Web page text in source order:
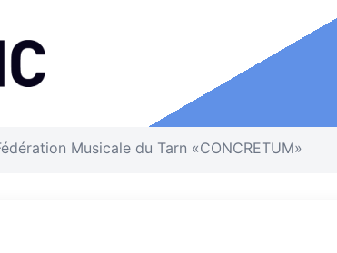
Musicale du Tarn «CONCRETUM»